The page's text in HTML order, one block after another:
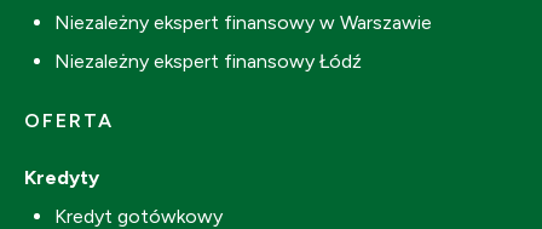
Niezależny ekspert finansowy w Warszawie
Niezależny ekspert finansowy Łódź
OFERTA
Kredyty
Kredyt gotówkowy